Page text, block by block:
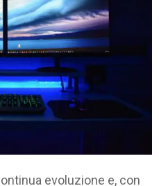
evoluzione e, con